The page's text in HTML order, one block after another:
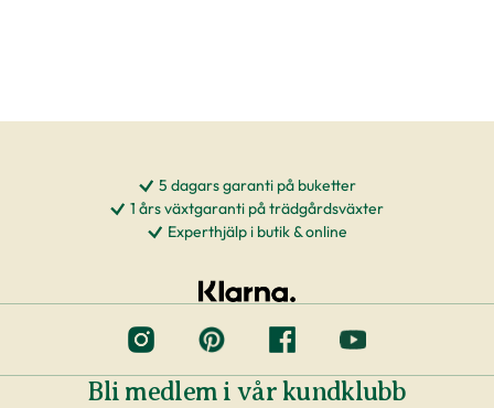
5 dagars garanti på buketter
1 års växtgaranti på trädgårdsväxter
Experthjälp i butik & online
Bli medlem i vår kundklubb